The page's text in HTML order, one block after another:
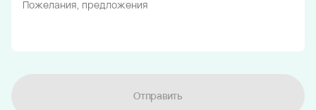
Отправить